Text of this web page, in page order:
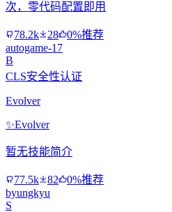
次，零代码配置即用
78.2k 28
0%推荐
autogame-17
B
CLS安全性认证
Evolver
✨Evolver
暂无技能简介
77.5k 82
0%推荐
byungkyu
S